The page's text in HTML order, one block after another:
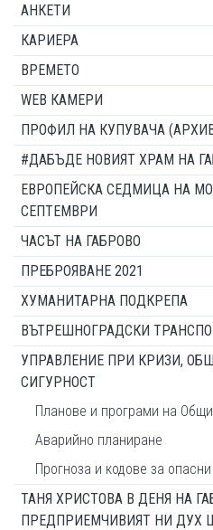
АНКЕТИ
КАРИЕРА
ВРЕМЕТО
WEB КАМЕРИ
ПРОФИЛ НА КУПУВАЧА
#ДАБЪДЕ НОВИЯТ ХРАМ НА
ЕВРОПЕЙСКА СЕДМИЦА НА
СЕПТЕМВРИ
ЧАСЪТ НА ГАБРОВО
ПРЕБРОЯВАНЕ 2021
ХУМАНИТАРНА ПОДКРЕПА
ВЪТРЕШНОГРАДСКИ
УПРАВЛЕНИЕ ПРИ КРИЗИ,
СИГУРНОСТ
Планове и програми на
Аварийно планиране
Прогноза и кодове за
ТАНЯ ХРИСТОВА В ДЕНЯ НА
ПРЕДПРИЕМЧИВИЯТ НИ ДУХ